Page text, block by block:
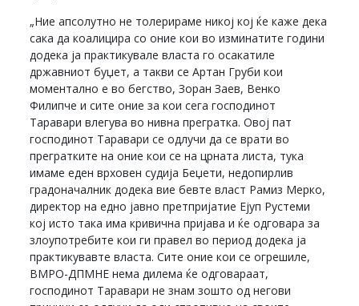
„Ние апсолутно не толерираме никој кој ќе каже дека
сака да коалицира со оние кои во изминатите години
додека ја практикувале власта го осакатиле
државниот буџет, а такви се Артан Груби кои
моментално е во бегство, Зоран Заев, Венко
Филипче и сите оние за кои сега господинот
Таравари влегува во нивна прегратка. Овој пат
господинот Таравари се одлучи да се врати во
прегратките на оние кои се на црната листа, тука
имаме еден врховен судија Беџети, недопирлив
градоначалник додека вие бевте власт Рамиз Мерко,
директор на едно јавно претпријатие Ејуп Рустеми
кој исто така има кривична пријава и ќе одговара за
злоупотребите кои ги правел во период додека ја
практикувавте власта. Сите оние кои се огрешиле,
ВМРО-ДПМНЕ нема дилема ќе одговараат,
господинот Таравари не знам зошто од негови